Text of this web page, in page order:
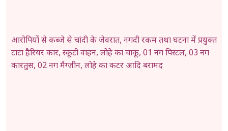
आरोपियों से कब्जे से चांदी के जेवरात, नगदी रकम तथा घटना में प्रयुक्त
टाटा हैरियर कार, स्कूटी वाहन, लोहे का चाकू, 01 नग पिस्टल, 03 नग
कारतुस, 02 नग मैग्जीन, लोहे का कटर आदि बरामद